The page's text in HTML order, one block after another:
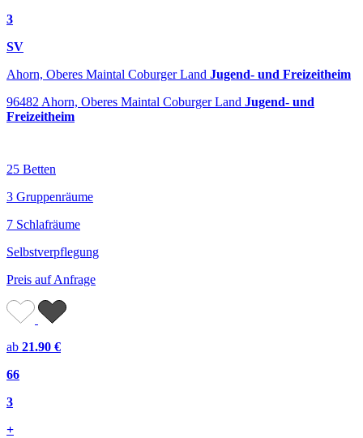
3
SV
Ahorn, Oberes Maintal Coburger Land Jugend- und Freizeitheim
96482 Ahorn, Oberes Maintal Coburger Land Jugend- und
Freizeitheim
25 Betten
3 Gruppenräume
7 Schlafräume
Selbstverpflegung
Preis auf Anfrage
ab 21.90 €
66
3
+